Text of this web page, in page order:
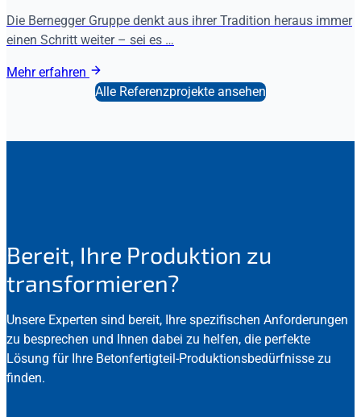
Die Bernegger Gruppe denkt aus ihrer Tradition heraus immer
einen Schritt weiter – sei es …
Mehr erfahren
Alle Referenzprojekte ansehen
Bereit, Ihre Produktion zu
transformieren?
Unsere Experten sind bereit, Ihre spezifischen Anforderungen
zu besprechen und Ihnen dabei zu helfen, die perfekte
Lösung für Ihre Betonfertigteil-Produktionsbedürfnisse zu
finden.